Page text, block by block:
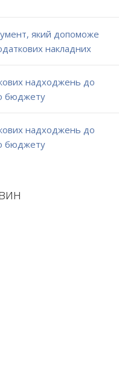
який допоможе
накладних
надходжень до
бюджету
надходжень до
бюджету